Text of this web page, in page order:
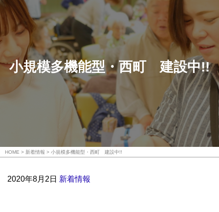
小規模多機能型・西町 建設中!!
HOME 新着情報 小規模多機能型・西町 建設中!!
2020年8月2日 新着情報